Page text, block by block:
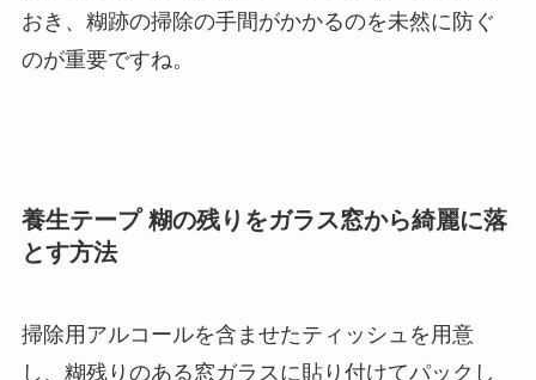
おき、糊跡の掃除の手間がかかるのを未然に防ぐ
のが重要ですね。
養生テープ 糊の残りをガラス窓から綺麗に落
とす方法
掃除用アルコールを含ませたティッシュを用意
し、糊残りのある窓ガラスに貼り付けてパックし